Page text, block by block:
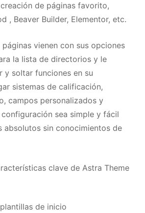
de páginas favorito,
, Beaver Builder, Elementor, etc.
vienen con sus opciones
la lista de directorios y le
y soltar funciones en su
sistemas de calificación,
campos personalizados y
sea simple y fácil
absolutos sin conocimientos de
clave de Astra Theme
de inicio